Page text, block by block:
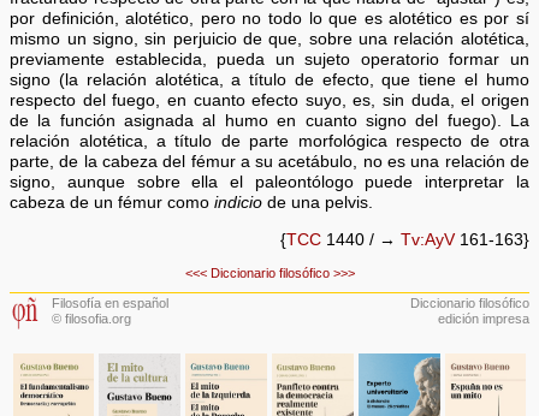
por definición, alotético, pero no todo lo que es alotético es por sí
mismo un signo, sin perjuicio de que, sobre una relación alotética,
previamente establecida, pueda un sujeto operatorio formar un
signo (la relación alotética, a título de efecto, que tiene el humo
respecto del fuego, en cuanto efecto suyo, es, sin duda, el origen
de la función asignada al humo en cuanto signo del fuego). La
relación alotética, a título de parte morfológica respecto de otra
parte, de la cabeza del fémur a su acetábulo, no es una relación de
signo, aunque sobre ella el paleontólogo puede interpretar la
cabeza de un fémur comoindicio de una pelvis.
{TCC1440 / → Tv:AyV161-163}
<<< Diccionario filosófico >>>
Filosofía en español
© filosofia.org
Diccionario filosófico
edición impresa